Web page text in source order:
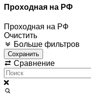
Проходная на РФ
Проходная на РФ
Очистить
Больше фильтров
Сохранить
Сравнение